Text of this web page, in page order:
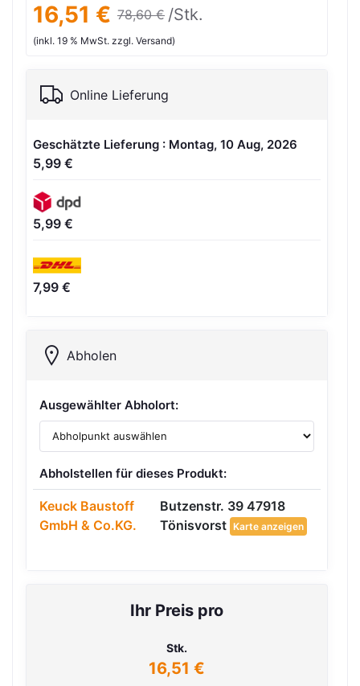
16,51 € 78,60 € /Stk.
(inkl. 19 % MwSt. zzgl. Versand)
Online Lieferung
Geschätzte Lieferung : Montag, 10 Aug, 2026
5,99 €
5,99 €
7,99 €
Abholen
Ausgewählter Abholort:
Abholstellen für dieses Produkt:
Keuck Baustoff
GmbH & Co.KG.
Butzenstr. 39 47918
Tönisvorst Karte anzeigen
Ihr Preis pro
Stk.
16,51 €